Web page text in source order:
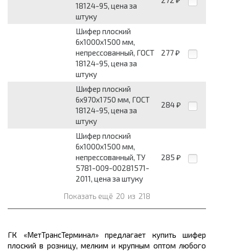
18124-95, цена за
штуку
Шифер плоский
6х1000х1500 мм,
непрессованный, ГОСТ
18124-95, цена за
штуку
277 ₽
Шифер плоский
6х970х1750 мм, ГОСТ
18124-95, цена за
штуку
284 ₽
Шифер плоский
6х1000х1500 мм,
непрессованный, ТУ
5781-009-00281571-
2011, цена за штуку
285 ₽
Показать ещё 20 из 218
ГК «МетТрансТерминал» предлагает купить шифер
плоский в розницу, мелким и крупным оптом любого